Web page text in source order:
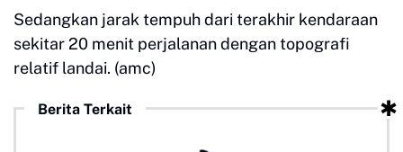
Sedangkan jarak tempuh dari terakhir kendaraan
sekitar 20 menit perjalanan dengan topografi
relatif landai. (amc)
Berita Terkait